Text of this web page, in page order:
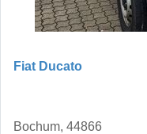
Fiat Ducato
Bochum, 44866